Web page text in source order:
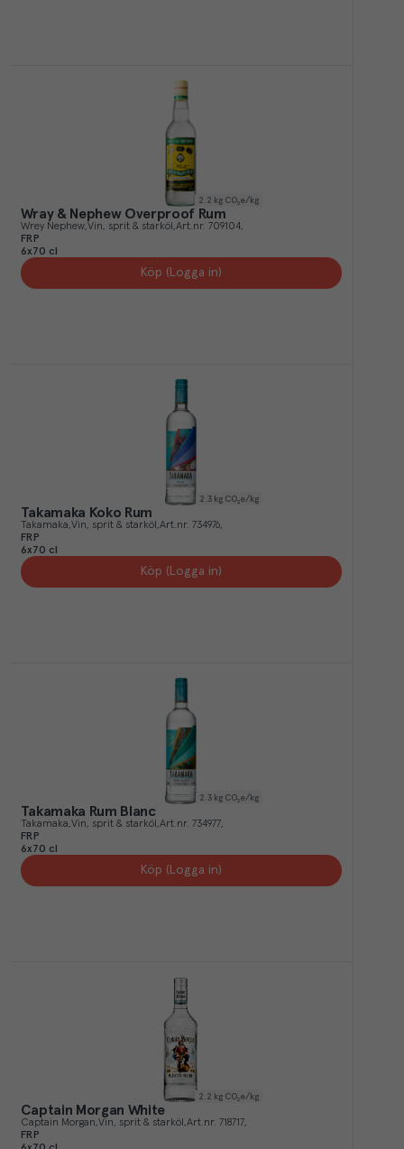
2.2 kg CO₂e/kg
Wray & Nephew Overproof Rum
Wrey Nephew Vin, sprit & starköl Art.nr. 709104
FRP
6x70 cl
Köp (Logga in)
2.3 kg CO₂e/kg
Takamaka Koko Rum
Takamaka Vin, sprit & starköl Art.nr. 734976
FRP
6x70 cl
Köp (Logga in)
2.3 kg CO₂e/kg
Takamaka Rum Blanc
Takamaka Vin, sprit & starköl Art.nr. 734977
FRP
6x70 cl
Köp (Logga in)
2.2 kg CO₂e/kg
Captain Morgan White
Captain Morgan Vin, sprit & starköl Art.nr. 718717
FRP